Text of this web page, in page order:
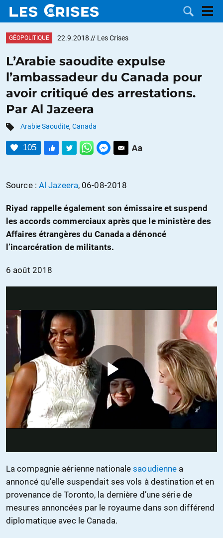
DOSSIERS
CATÉGORIES
CONTACTER
FAIRE UN
DON
GÉOPOLITIQUE 22.9.2018 // Les Crises
L’Arabie saoudite expulse
l’ambassadeur du Canada pour
avoir critiqué des arrestations.
Par Al Jazeera
Arabie Saoudite, Canada
105
Source : Al Jazeera, 06-08-2018
Riyad rappelle également son émissaire et suspend
les accords commerciaux après que le ministère des
Affaires étrangères du Canada a dénoncé
l’incarcération de militants.
6 août 2018
La compagnie aérienne nationalesaoudienne a
annoncé qu’elle suspendait ses vols à destination et en
provenance de Toronto, la dernière d’une série de
mesures annoncées par le royaume dans son différend
diplomatique avec le Canada.